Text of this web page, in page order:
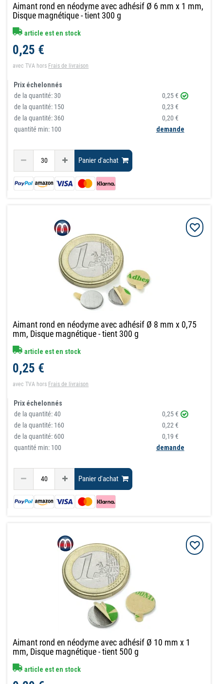
Aimant rond en néodyme avec adhésif Ø 6 mm x 1 mm,
Disque magnétique - tient 300 g
article est en stock
0,25 €
avec TVA hors Frais de livraison
Prix échelonnés
de la quantité:30
0,25 €
de la quantité: 150
0,23 €
de la quantité:360
0,20 €
quantité min: 100
demande
Panier d'achat
Aimant rond en néodyme avec adhésif Ø 8 mm x 0,75
mm, Disque magnétique - tient 300 g
article est en stock
0,25 €
avec TVA hors Frais de livraison
Prix échelonnés
de la quantité:40
0,25 €
de la quantité: 160
0,22 €
de la quantité: 600
0,19 €
quantité min: 100
demande
Panier d'achat
Aimant rond en néodyme avec adhésif Ø 10 mm x 1
mm, Disque magnétique - tient 500 g
article est en stock